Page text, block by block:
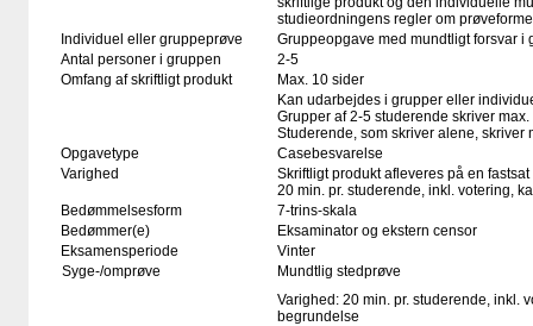
studieordningens regler om
Individuel eller gruppeprøve
Gruppeopgave med mundtligt forsvar i
Antal personer i gruppen
2-5
Omfang af skriftligt produkt
Max. 10 sider
Kan udarbejdes i grupper eller
Grupper af 2-5 studerende skriver max.
Studerende, som skriver alene, skriver
Opgavetype
Casebesvarelse
Varighed
Skriftligt produkt afleveres på en
20 min. pr. studerende, inkl. votering,
Bedømmelsesform
7-trins-skala
Bedømmer(e)
Eksaminator og ekstern censor
Eksamensperiode
Vinter
Syge-/omprøve
Mundtlig stedprøve
Varighed: 20 min. pr. studerende, inkl.
begrundelse